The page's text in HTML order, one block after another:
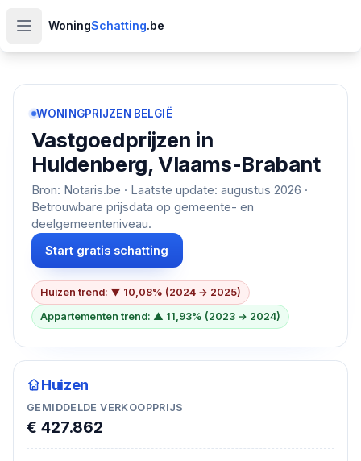
Open hoofdmenu
WoningSchatting.be
WONINGPRIJZEN BELGIË
Vastgoedprijzen in
Huldenberg, Vlaams-Brabant
Bron: Notaris.be · Laatste update: augustus 2026 ·
Betrouwbare prijsdata op gemeente- en
deelgemeenteniveau.
Start gratis schatting
Huizen trend: ▼ 10,08% (2024 → 2025)
Appartementen trend: ▲ 11,93% (2023 → 2024)
Huizen
GEMIDDELDE VERKOOPPRIJS
€ 427.862